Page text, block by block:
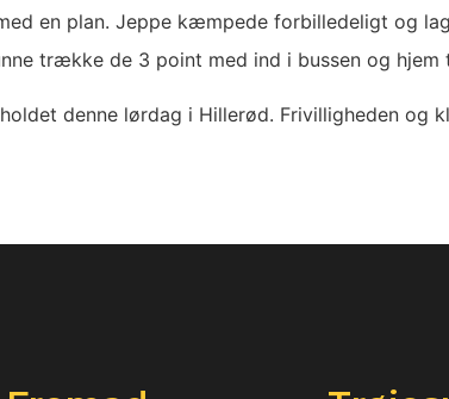
en plan. Jeppe kæmpede forbilledeligt og
trække de 3 point med ind i bussen og hjem
denne lørdag i Hillerød. Frivilligheden og